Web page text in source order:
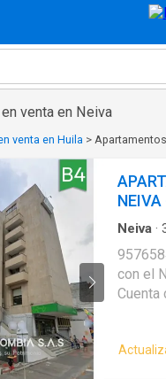
venta en Neiva
venta en Huila >
Neiva ·
con el
Cuenta
el cual